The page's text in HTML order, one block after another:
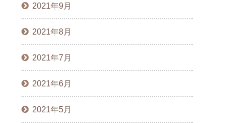
2021年9月
2021年8月
2021年7月
2021年6月
2021年5月